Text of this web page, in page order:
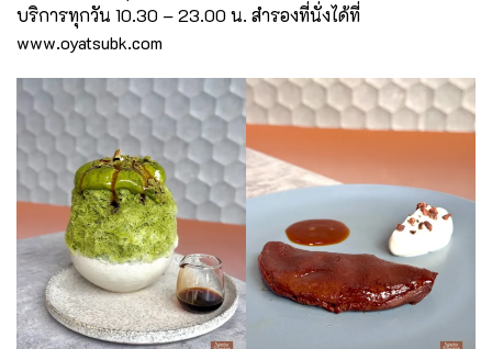
บริการทุกวัน 10.30 – 23.00 น. สำรองที่นั่งได้ที่
www.oyatsubk.com